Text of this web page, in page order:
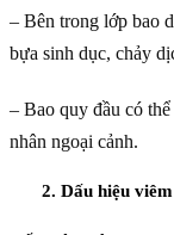
– Bên trong lớp bao
bựa sinh dục, chảy
– Bao quy đầu có
nhân ngoại cảnh.
2. Dấu hiệu